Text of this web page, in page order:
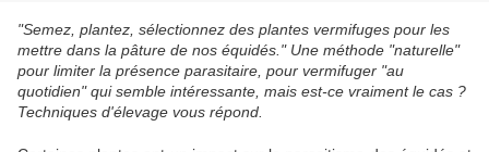
"Semez, plantez, sélectionnez des plantes vermifuges pour les
mettre dans la pâture de nos équidés." Une méthode "naturelle"
pour limiter la présence parasitaire, pour vermifuger "au
quotidien" qui semble intéressante, mais est-ce vraiment le cas ?
Techniques d'élevage vous répond.